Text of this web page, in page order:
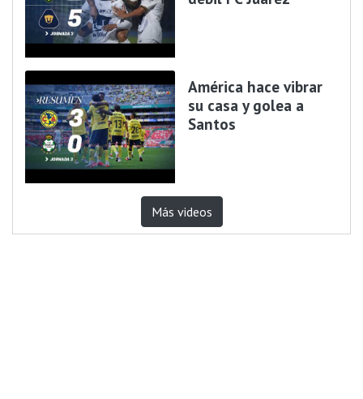
América hace vibrar
su casa y golea a
Santos
Más videos